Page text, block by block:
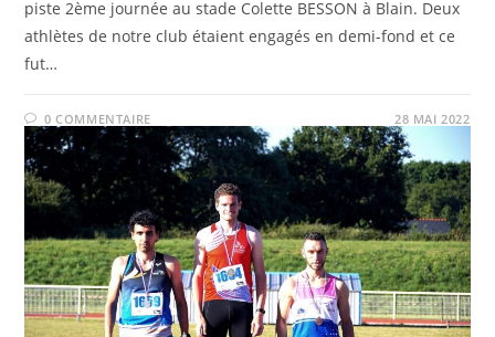
piste 2ème journée au stade Colette BESSON à Blain. Deux
athlètes de notre club étaient engagés en demi-fond et ce
fut…
0 COMMENTAIRE 28 MAI 2022